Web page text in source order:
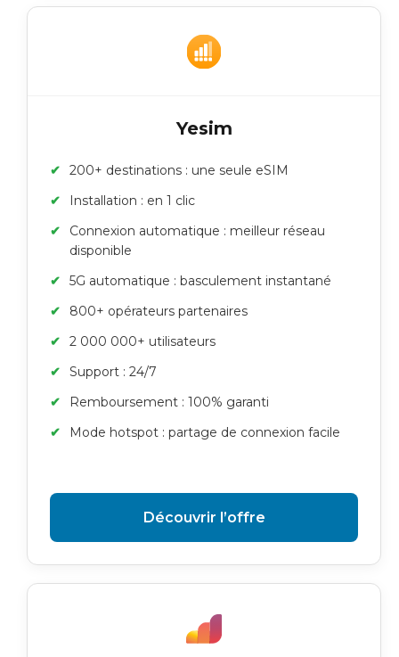
Yesim
200+ destinations : une seule eSIM
Installation : en 1 clic
Connexion automatique : meilleur réseau
disponible
5G automatique : basculement instantané
800+ opérateurs partenaires
2 000 000+ utilisateurs
Support : 24/7
Remboursement : 100% garanti
Mode hotspot : partage de connexion facile
Découvrir l’offre